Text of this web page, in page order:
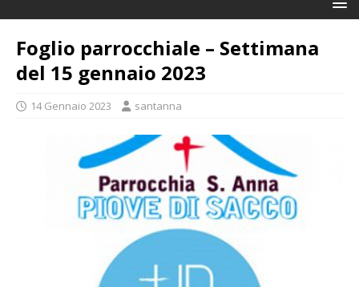
Foglio parrocchiale – Settimana
del 15 gennaio 2023
14 Gennaio 2023 santanna